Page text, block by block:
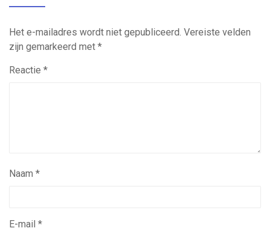
Het e-mailadres wordt niet gepubliceerd. Vereiste velden
zijn gemarkeerd met *
Reactie *
Naam *
E-mail *